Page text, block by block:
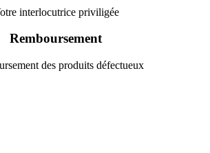
interlocutrice priviligée
Remboursement
des produits défectueux